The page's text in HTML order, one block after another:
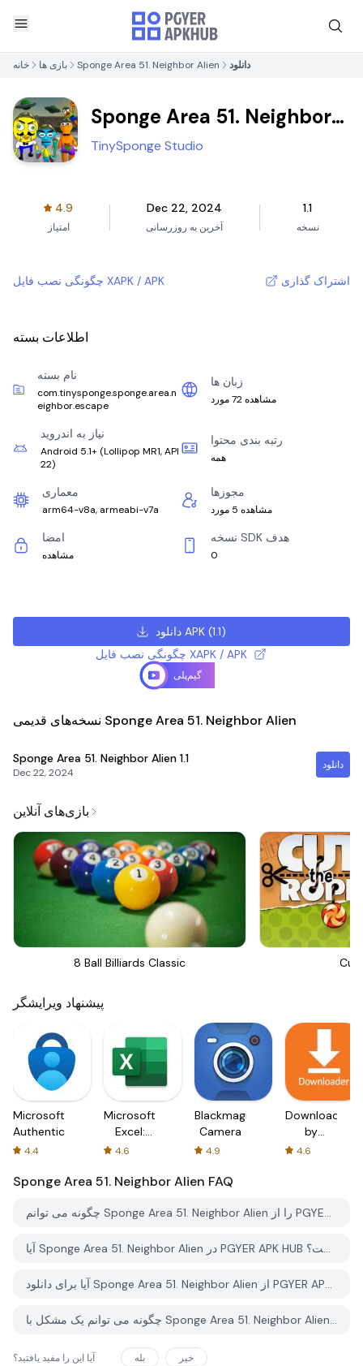
خانه بازی ها Sponge Area 51. Neighbor Alien دانلود
Sponge Area 51. Neighbor
Alien
TinySponge Studio
4.9
امتیاز
Dec 22, 2024
آخرین به روزرسانی
1.1
نسخه
چگونگی نصب فایل XAPK / APK اشتراک گذاری
اطلاعات بسته
نام بسته
com.tinysponge.sponge.area.n
eighbor.escape
زبان ها
مشاهده 72 مورد
نیاز به اندروید
Android 5.1+ (Lollipop MR1, API
22)
رتبه بندی محتوا
همه
معماری
arm64-v8a, armeabi-v7a
مجوزها
مشاهده 5 مورد
امضا
مشاهده
نسخه SDK هدف
0
دانلود APK (1.1)
چگونگی نصب فایل XAPK / APK
گیم‌پلی
نسخه‌های قدیمی Sponge Area 51. Neighbor Alien
Sponge Area 51. Neighbor Alien 1.1
Dec 22, 2024
دانلود
بازی‌های آنلاین
8 Ball Billiards Classic Cut
پیشنهاد ویرایشگر
Microsoft
Authenticator
4.4
Microsoft
Excel:
Spreadsheets
4.6
Blackmagic
Camera
4.9
Downloader
by
AFTVnews
4.6
Sponge Area 51. Neighbor Alien FAQ
چگونه می توانم Sponge Area 51. Neighbor Alien را از PGYER APK HUB دانلود کنم؟
آیا Sponge Area 51. Neighbor Alien در PGYER APK HUB رایگان برای دانلود است؟
آیا برای دانلود Sponge Area 51. Neighbor Alien از PGYER APK HUB نیاز به حساب کاربری دارم؟
چگونه می توانم یک مشکل با Sponge Area 51. Neighbor Alien در PGYER APK HUB گزارش دهم؟
آیا این را مفید یافتید؟ بله خیر